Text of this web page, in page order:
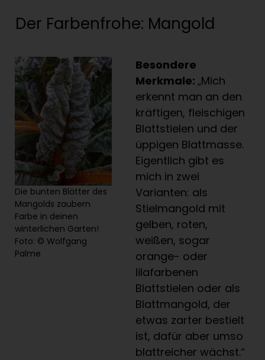
Der Farbenfrohe: Mangold
Besondere
Merkmale: „Mich
erkennt man an den
kräftigen, fleischigen
Blattstielen und der
üppigen Blattmasse.
Eigentlich gibt es
mich in zwei
Varianten: als
Stielmangold mit
gelben, roten,
weißen, sogar
orange- oder
lilafarbenen
Blattstielen oder als
Blattmangold, der
etwas zarter bestielt
ist, dafür aber umso
blattreicher wächst.“
Die bunten Blätter des
Mangolds zaubern
Farbe in deinen
winterlichen Garten!
Foto: © Wolfgang
Palme